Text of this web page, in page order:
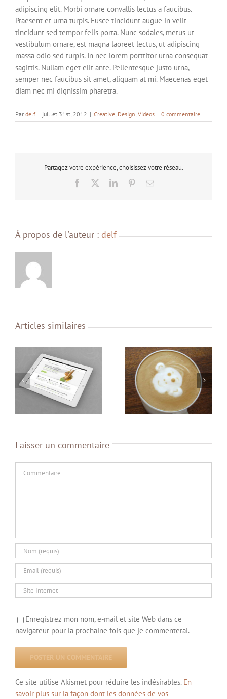
adipiscing elit. Morbi ornare convallis lectus a faucibus.
Praesent et urna turpis. Fusce tincidunt augue in velit
tincidunt sed tempor felis porta. Nunc sodales, metus ut
vestibulum ornare, est magna laoreet lectus, ut adipiscing
massa odio sed turpis. In nec lorem porttitor urna consequat
sagittis. Nullam eget elit ante. Pellentesque justo urna,
semper nec faucibus sit amet, aliquam at mi. Maecenas eget
diam nec mi dignissim pharetra.
Par delf | juillet 31st, 2012 | Creative, Design, Videos | 0 commentaire
Partagez votre expérience, choisissez votre réseau.
Facebook LinkedInPinterestEmail
À propos de l'auteur : delf
Articles similaires
Donec At Mauris Enims
Nullam Vitae Nibh Un
Odiosters
Laisser un commentaire
Enregistrez mon nom, e-mail et site Web dans ce
navigateur pour la prochaine fois que je commenterai.
Ce site utilise Akismet pour réduire les indésirables. En
savoir plus sur la façon dont les données de vos